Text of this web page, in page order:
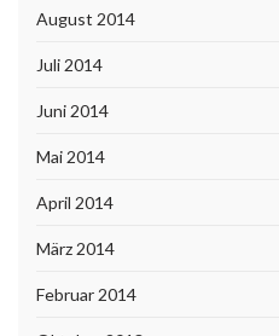
August 2014
Juli 2014
Juni 2014
Mai 2014
April 2014
März 2014
Februar 2014